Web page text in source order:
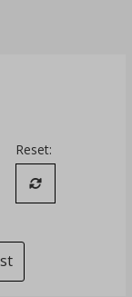
literami
interlinię i margines
Reset:
Przywróć